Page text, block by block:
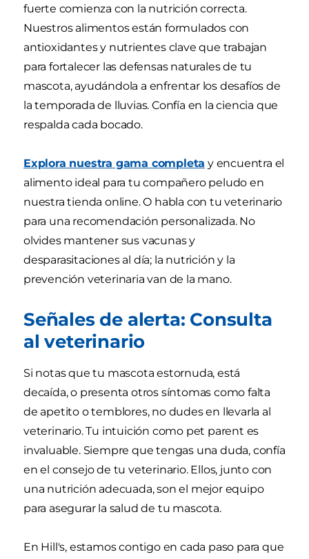
fuerte comienza con la nutrición correcta.
Nuestros alimentos están formulados con
antioxidantes y nutrientes clave que trabajan
para fortalecer las defensas naturales de tu
mascota, ayudándola a enfrentar los desafíos de
la temporada de lluvias. Confía en la ciencia que
respalda cada bocado.
Explora nuestra gama completa y encuentra el
alimento ideal para tu compañero peludo en
nuestra tienda online. O habla con tu veterinario
para una recomendación personalizada. No
olvides mantener sus vacunas y
desparasitaciones al día; la nutrición y la
prevención veterinaria van de la mano.
Señales de alerta: Consulta
al veterinario
Si notas que tu mascota estornuda, está
decaída, o presenta otros síntomas como falta
de apetito o temblores, no dudes en llevarla al
veterinario. Tu intuición como pet parent es
invaluable. Siempre que tengas una duda, confía
en el consejo de tu veterinario. Ellos, junto con
una nutrición adecuada, son el mejor equipo
para asegurar la salud de tu mascota.
En Hill's, estamos contigo en cada paso para que